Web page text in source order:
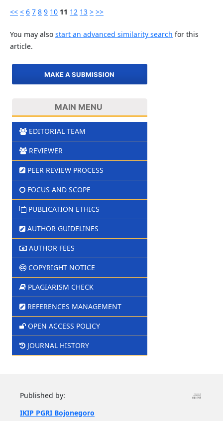
<< < 6 7 8 9 10 11 12 13 > >>
You may also start an advanced similarity search for this
article.
MAKE A SUBMISSION
MAIN MENU
EDITORIAL TEAM
REVIEWER
PEER REVIEW PROCESS
FOCUS AND SCOPE
PUBLICATION ETHICS
AUTHOR GUIDELINES
AUTHOR FEES
COPYRIGHT NOTICE
PLAGIARISM CHECK
REFERENCES MANAGEMENT
OPEN ACCESS POLICY
JOURNAL HISTORY
Published by:
IKIP PGRI Bojonegoro